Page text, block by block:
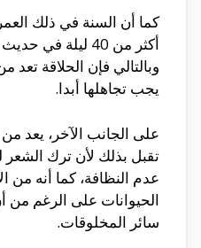
كما أن السنة في ذلك
أكثر من 40 ليلة
وبالتالي فإن الحلاقة تعد
يجب تجاهلها أبدا.
على الجانب الآخر، يعد
تقبل بذلك لأن ترك الشعر
عدم النظافة، كما أنه من
الحيوانات على الرغم من
سائر المخلوقات.